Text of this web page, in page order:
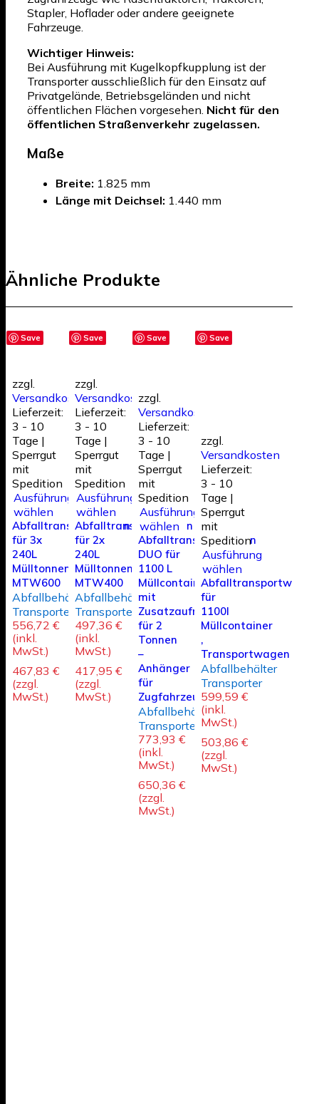
Stapler, Hoflader oder andere geeignete
Fahrzeuge.
Wichtiger Hinweis:
Bei Ausführung mit Kugelkopfkupplung ist der
Transporter ausschließlich für den Einsatz auf
Privatgelände, Betriebsgeländen und nicht
öffentlichen Flächen vorgesehen. Nicht für den
öffentlichen Straßenverkehr zugelassen.
Maße
Breite: 1.825 mm
Länge mit Deichsel: 1.440 mm
Ähnliche Produkte
Save
zzgl.
Versandkosten
Lieferzeit:
3 - 10
Tage |
Sperrgut
mit
Spedition
Ausführung
wählen
Abfalltransportwagen
für 3x
240L
Mülltonnen
MTW600
Abfallbehälter
Transporter
556,72 €
(inkl.
MwSt.)
467,83 €
(zzgl.
MwSt.)
Save
zzgl.
Versandkosten
Lieferzeit:
3 - 10
Tage |
Sperrgut
mit
Spedition
Ausführung
wählen
Abfalltransportwagen
für 2x
240L
Mülltonnen
MTW400
Abfallbehälter
Transporter
497,36€
(inkl.
MwSt.)
417,95€
(zzgl.
MwSt.)
Save
zzgl.
Versandkosten
Lieferzeit:
3 - 10
Tage |
Sperrgut
mit
Spedition
Ausführung
wählen
Abfalltransportwagen
DUO für
1100 L
Müllcontainer
mit
Zusatzaufnahme
für 2
Tonnen
–
Anhänger
für
Zugfahrzeuge
Abfallbehälter
Transporter
773,93 €
(inkl.
MwSt.)
650,36 €
(zzgl.
MwSt.)
Save
zzgl.
Versandkosten
Lieferzeit:
3 - 10
Tage |
Sperrgut
mit
Spedition
Ausführung
wählen
Abfalltransportwagen
für
1100l
Müllcontainer
,
Transportwagen
Abfallbehälter
Transporter
599,59€
(inkl.
MwSt.)
503,86€
(zzgl.
MwSt.)